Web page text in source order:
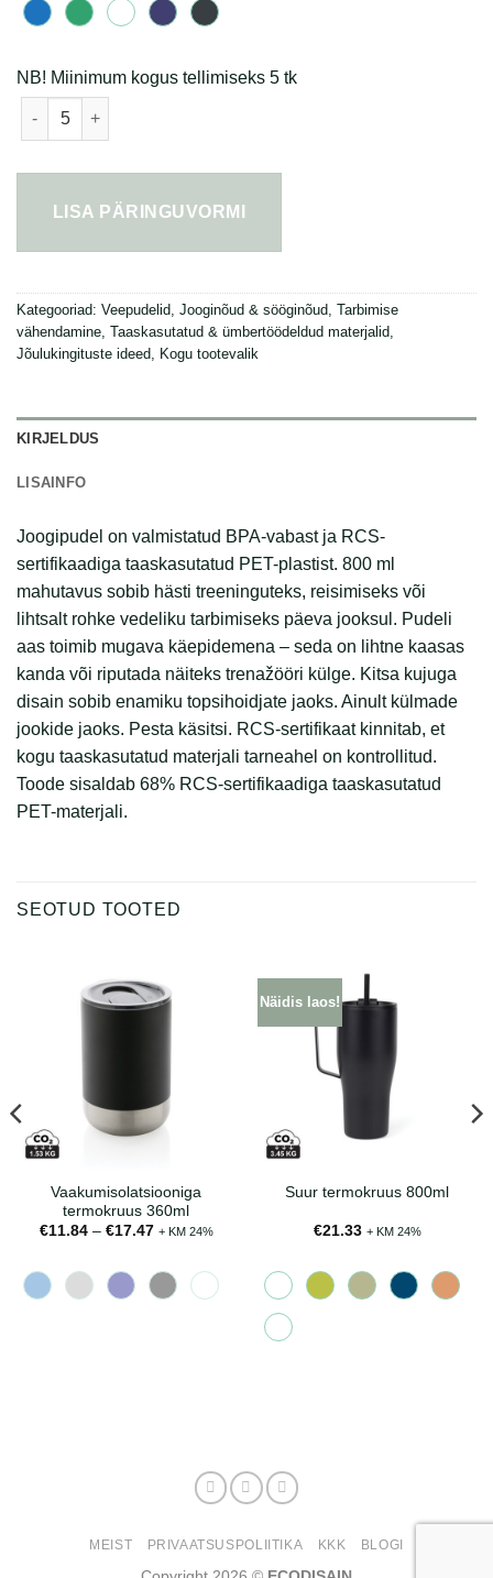
NB! Miinimum kogus tellimiseks 5 tk
LISA PÄRINGUVORMI
Kategooriad: Veepudelid Jooginõud & sööginõud Tarbimise
vähendamine Taaskasutatud & ümbertöödeldud materjalid
Jõulukingituste ideed Kogu tootevalik
KIRJELDUS
LISAINFO
Joogipudel on valmistatud BPA-vabast ja RCS-
sertifikaadiga taaskasutatud PET-plastist. 800 ml
mahutavus sobib hästi treeninguteks, reisimiseks või
lihtsalt rohke vedeliku tarbimiseks päeva jooksul. Pudeli
aas toimib mugava käepidemena – seda on lihtne kaasas
kanda või riputada näiteks trenažööri külge. Kitsa kujuga
disain sobib enamiku topsihoidjate jaoks. Ainult külmade
jookide jaoks. Pesta käsitsi. RCS-sertifikaat kinnitab, et
kogu taaskasutatud materjali tarneahel on kontrollitud.
Toode sisaldab 68% RCS-sertifikaadiga taaskasutatud
PET-materjali.
SEOTUD TOOTED
Vaakumisolatsiooniga
termokruus 360ml
€11.84 – €17.47Hinnavahemik:
€17.47
+ KM 24%
Näidis laos!
Suur termokruus 800ml
€21.33 + KM 24%
MEIST PRIVAATSUSPOLIITIKA KKK BLOGI